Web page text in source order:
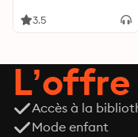
3.5
Accès à la
Mode enfant